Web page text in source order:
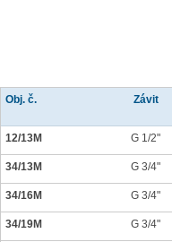
Obj. č. Závit
12/13M G 1/2"
34/13M G 3/4"
34/16M G 3/4"
34/19M G 3/4"